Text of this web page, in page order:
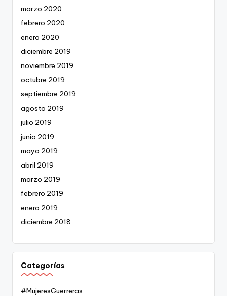
marzo 2020
febrero 2020
enero 2020
diciembre 2019
noviembre 2019
octubre 2019
septiembre 2019
agosto 2019
julio 2019
junio 2019
mayo 2019
abril 2019
marzo 2019
febrero 2019
enero 2019
diciembre 2018
Categorías
#MujeresGuerreras